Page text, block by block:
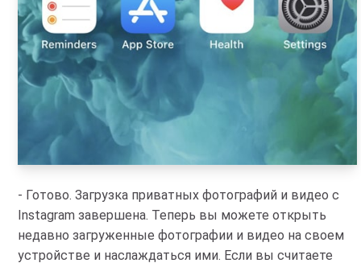
- Готово. Загрузка приватных фотографий и видео с
Instagram завершена. Теперь вы можете открыть
недавно загруженные фотографии и видео на своем
устройстве и наслаждаться ими. Если вы считаете